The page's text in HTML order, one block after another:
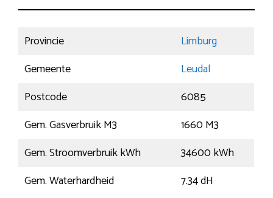
Provincie
Limburg
Gemeente
Leudal
Postcode
6085
Gem. Gasverbruik M3
1660 M3
Gem. Stroomverbruik kWh
34600 kWh
Gem. Waterhardheid
7.34 dH